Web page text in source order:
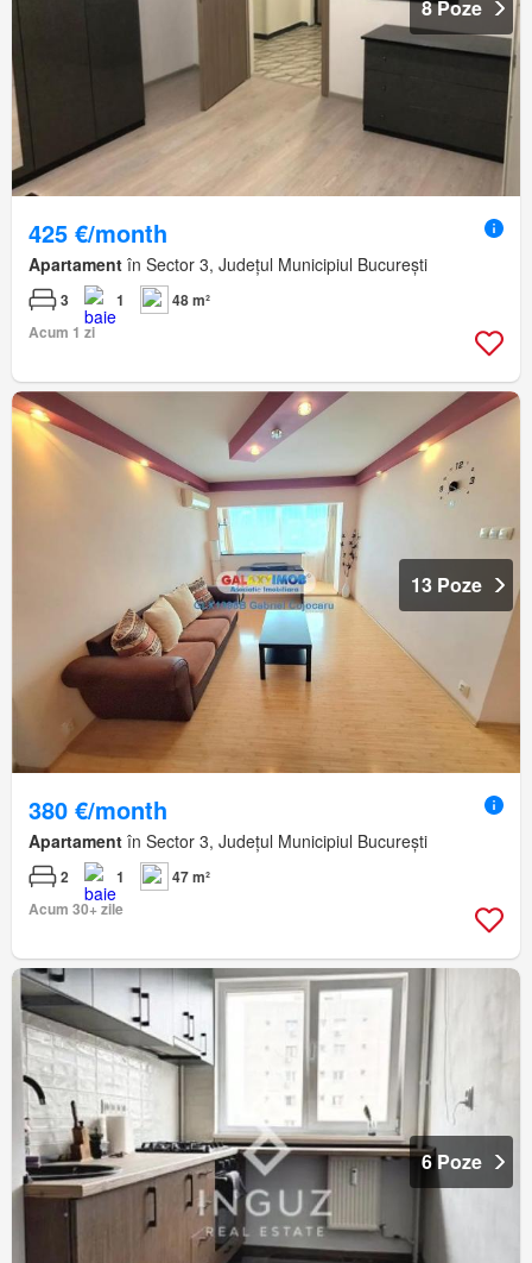
8 Poze
425 €/month
Apartament în Sector 3, Județul Municipiul București
3 1
48 m²
Acum 1 zi
13 Poze
380 €/month
Apartament în Sector 3, Județul Municipiul București
2 1
47 m²
Acum 30+ zile
6 Poze